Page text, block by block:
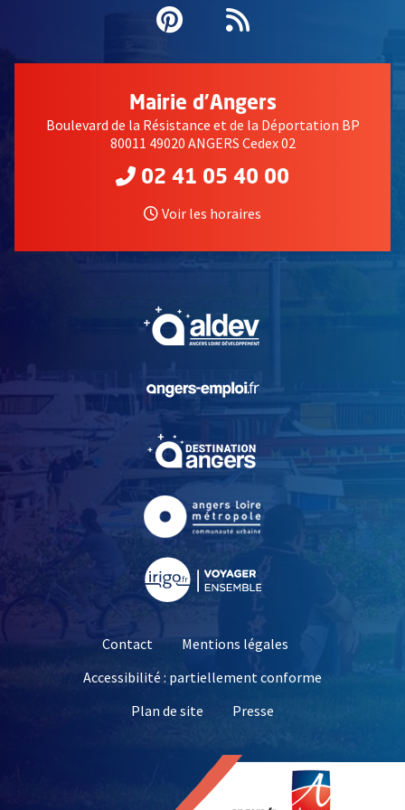
Pinterest
, Ouvre une
Flux RSS
Mairie d'Angers
Boulevard de la Résistance et de la Déportation BP
80011 49020 ANGERS Cedex 02
02 41 05 40 00
Voir les horaires
, Ouvre une nouvelle
, Ouvre une nouvelle
Contact
Mentions légales
Accessibilité : partiellement conforme
Plan de site
Presse